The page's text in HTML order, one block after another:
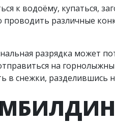
к водоёму, купаться,
различные
разрядка может
на
в снежки, разделившись